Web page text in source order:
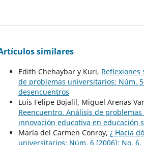
similares
Edith Chehaybar y Kuri,
de problemas universitarios: Núm.
desencuentros
Luis Felipe Bojalil, Miguel Arenas
Reencuentro. Análisis de
innovación educativa en educación
María del Carmen Conroy, ¿ Hacia
universitarios: Núm. 6 (2006): No.